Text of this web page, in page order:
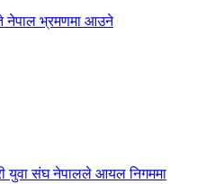
नेपाल भ्रमणमा आउने